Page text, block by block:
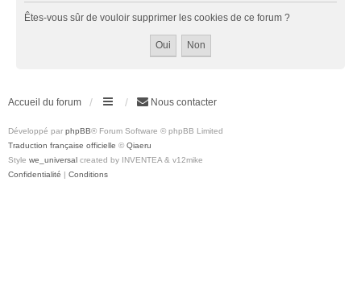
Êtes-vous sûr de vouloir supprimer les cookies de ce forum ?
Accueil du forum Nous contacter
Développé par phpBB® Forum Software © phpBB Limited
Traduction française officielle © Qiaeru
Style we_universal created by INVENTEA & v12mike
Confidentialité | Conditions